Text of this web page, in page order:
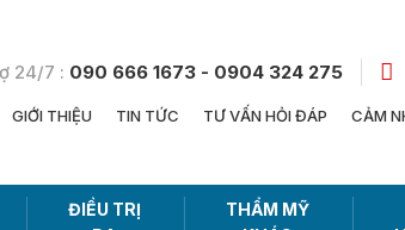
24/7 : 090 666 1673 - 0904 324 275
GIỚI THIỆU TIN TỨC TƯ VẤN HỎI ĐÁP CẢM
ĐIỀU TRỊ
THẨM MỸ